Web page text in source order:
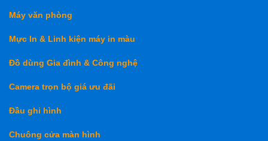
Máy văn phòng
Mực In & Linh kiện máy in màu
Đồ dùng Gia đình & Công nghệ
Camera trọn bộ giá ưu đãi
Đầu ghi hình
Chuông cửa màn hình